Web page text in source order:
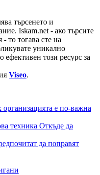
търсенето и
Iskam.net - ако търсите
то тогава сте на
уникално
ефективен този ресурс за
Viseo.
е по-важна
техника Откъде да
да поправят